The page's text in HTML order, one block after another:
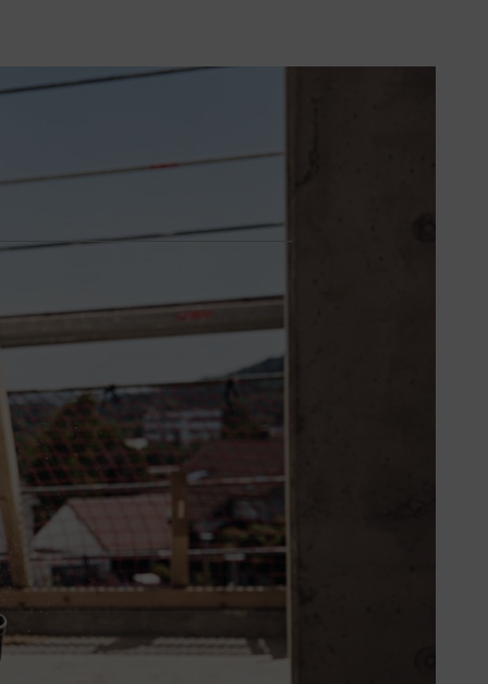
sia ai dipendenti e alle
per la loro lunga durata.
particolarmente versatile